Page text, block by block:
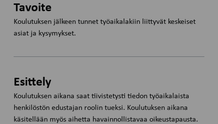
Tavoite
Koulutuksen jälkeen tunnet työaikalakiin liittyvät keskeiset
asiat ja kysymykset.
Esittely
Koulutuksen aikana saat tiivistetysti tiedon työaikalaista
henkilöstön edustajan roolin tueksi. Koulutuksen aikana
käsitellään myös aihetta havainnollistavaa oikeustapausta.